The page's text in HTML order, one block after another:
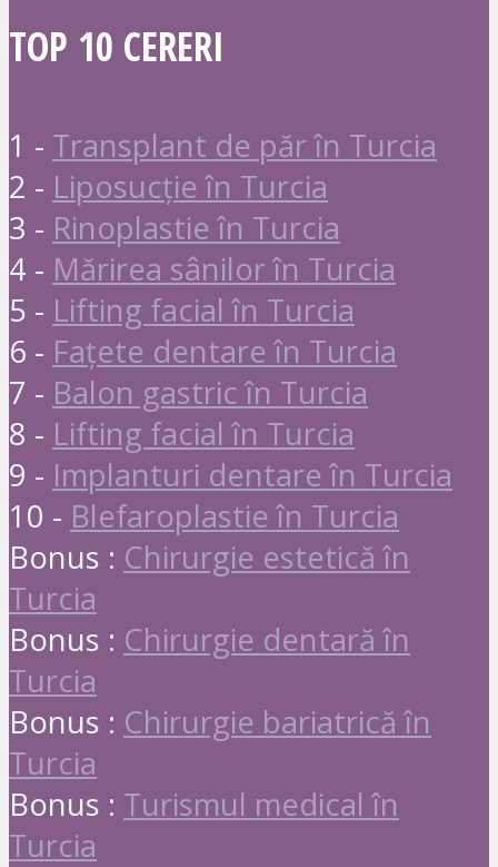
TOP 10 CERERI
1 - Transplant de păr în Turcia
2 - Liposucție în Turcia
3 - Rinoplastie în Turcia
4 - Mărirea sânilor în Turcia
5 - Lifting facial în Turcia
6 - Fațete dentare în Turcia
7 - Balon gastric în Turcia
8 - Lifting facial în Turcia
9 - Implanturi dentare în Turcia
10 - Blefaroplastie în Turcia
Bonus : Chirurgie estetică în
Turcia
Bonus : Chirurgie dentară în
Turcia
Bonus : Chirurgie bariatrică în
Turcia
Bonus : Turismul medical în
Turcia